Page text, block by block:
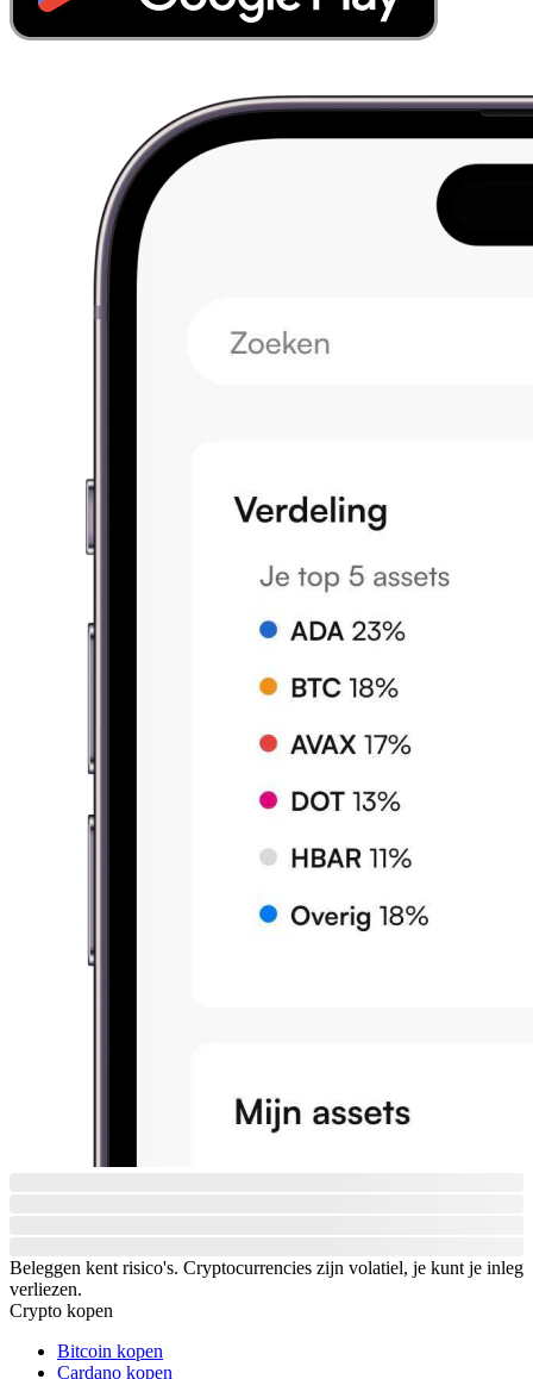
Beleggen kent risico's. Cryptocurrencies zijn volatiel, je kunt je inleg
verliezen.
Crypto kopen
Bitcoin kopen
Cardano kopen